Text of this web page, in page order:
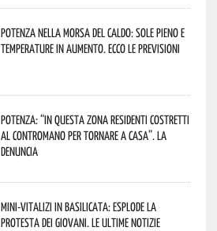
Potenza nella morsa del caldo: sole pieno e
temperature in aumento. Ecco le previsioni
Potenza: “In questa zona residenti costretti
al contromano per tornare a casa”. La
denuncia
Mini-vitalizi in Basilicata: esplode la
protesta dei giovani. Le ultime notizie